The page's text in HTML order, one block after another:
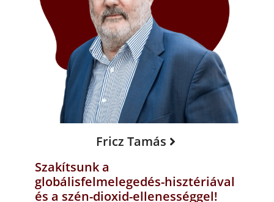
Fricz Tamás
Szakítsunk a
globálisfelmelegedés-hisztériával
és a szén-dioxid-ellenességgel!